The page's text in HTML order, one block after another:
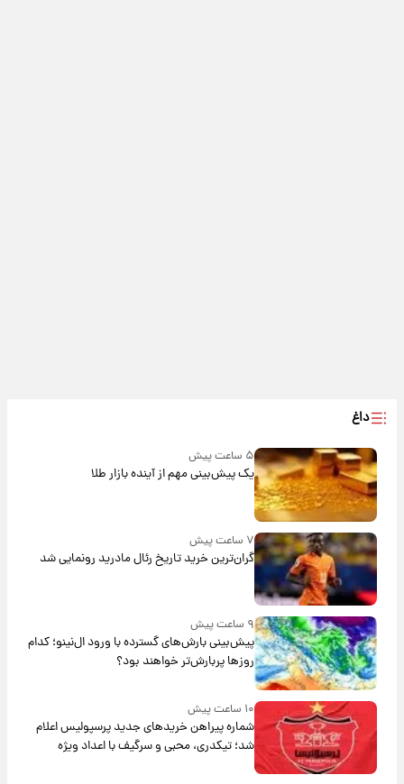
داغ
۵ ساعت پیش
یک پیش‌بینی مهم از آینده بازار طلا
۷ ساعت پیش
گران‌ترین خرید تاریخ رئال مادرید رونمایی شد
۹ ساعت پیش
پیش‌بینی بارش‌های گسترده با ورود ال‌نینو؛ کدام
روزها پربارش‌تر خواهند بود؟
۱۰ ساعت پیش
شماره پیراهن خریدهای جدید پرسپولیس اعلام
شد؛ تیکدری، محبی و سرگیف با اعداد ویژه